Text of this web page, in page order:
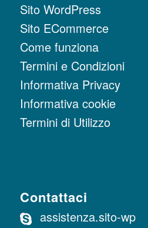
Sito WordPress
Sito ECommerce
Come funziona
Termini e Condizioni
Informativa Privacy
Informativa cookie
Termini di Utilizzo
Contattaci
assistenza.sito-wp